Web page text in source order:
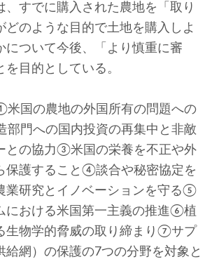
すでに購入された農地を「取り
どのような目的で土地を購入しよ
について今後、「より慎重に審
目的としている。
国の農地の外国所有の問題への
門への国内投資の再集中と非敵
との協力③米国の栄養を不正や外
保護すること④談合や秘密協定を
業研究とイノベーションを守る⑤
における米国第一主義の推進⑥植
生物学的脅威の取り締まり⑦サプ
給網）の保護の7つの分野を対象と